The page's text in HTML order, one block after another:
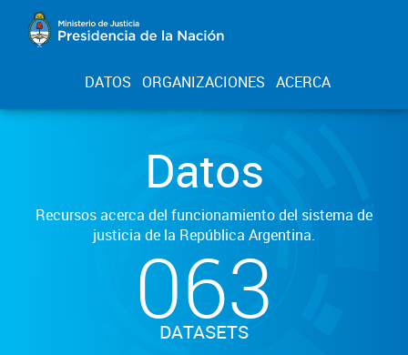
DATOS ORGANIZACIONES ACERCA
Datos
Recursos acerca del funcionamiento del sistema de
justicia de la República Argentina.
063
DATASETS